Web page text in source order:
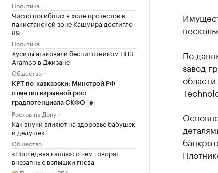
Политика
Число погибших в ходе протестов в
пакистанской зоне Кашмира достигло
89
Политика
Хуситы атаковали беспилотником НПЗ
Aramco в Джизане
Общество
КРТ по-кавказски: Минстрой РФ
отметил взрывной рост
градпотенциала СКФО
Ростов-на-Дону
Как внуки влияют на здоровье бабушек
и дедушек
Общество
«Последняя капля»: о чем говорят
внезапные вспышки гнева
По
завод